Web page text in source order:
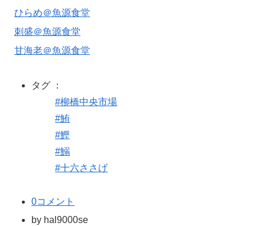
ひらめ＠魚源食堂
刺盛＠魚源食堂
甘海老＠魚源食堂
タグ ：
#柳橋中央市場
#鮪
#鰹
#鰯
#十六ささげ
0コメント
by hal9000se